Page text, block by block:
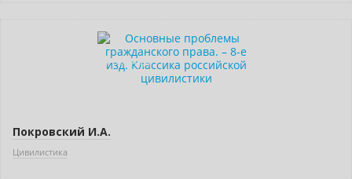
Индивидуальный подход
Покровский И.А.
Цивилистика